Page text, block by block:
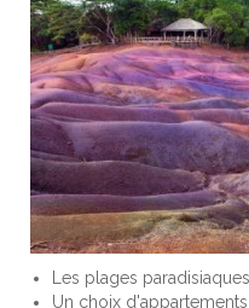
Les plages
Un choix